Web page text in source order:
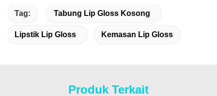
Tag: Tabung Lip Gloss Kosong
Lipstik Lip Gloss Kemasan Lip Gloss
Produk Terkait